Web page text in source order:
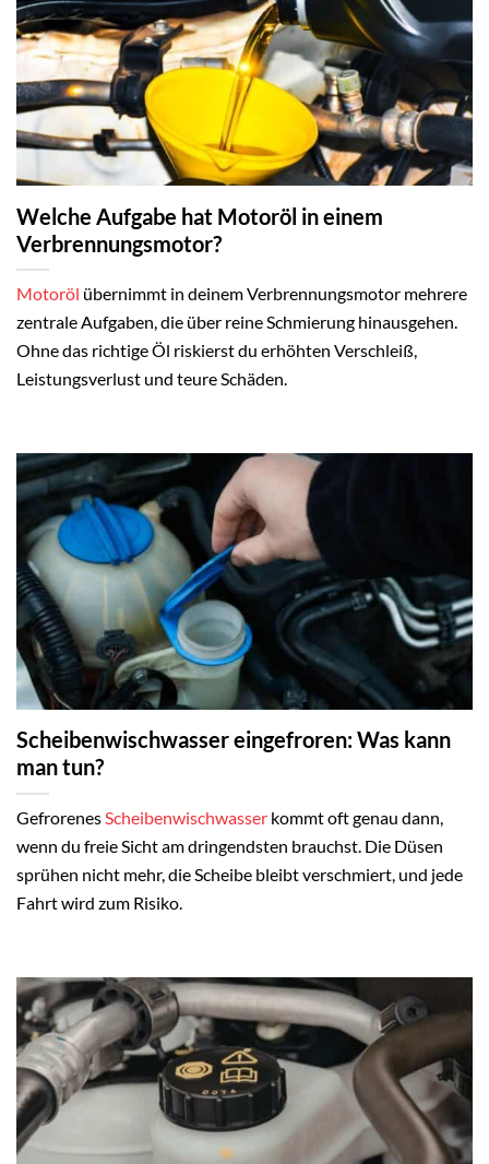
Welche Aufgabe hat Motoröl in einem
Verbrennungsmotor?
Motoröl übernimmt in deinem Verbrennungsmotor mehrere
zentrale Aufgaben, die über reine Schmierung hinausgehen.
Ohne das richtige Öl riskierst du erhöhten Verschleiß,
Leistungsverlust und teure Schäden.
Scheibenwischwasser eingefroren: Was kann
man tun?
GefrorenesScheibenwischwasser kommt oft genau dann,
wenn du freie Sicht am dringendsten brauchst. Die Düsen
sprühen nicht mehr, die Scheibe bleibt verschmiert, und jede
Fahrt wird zum Risiko.